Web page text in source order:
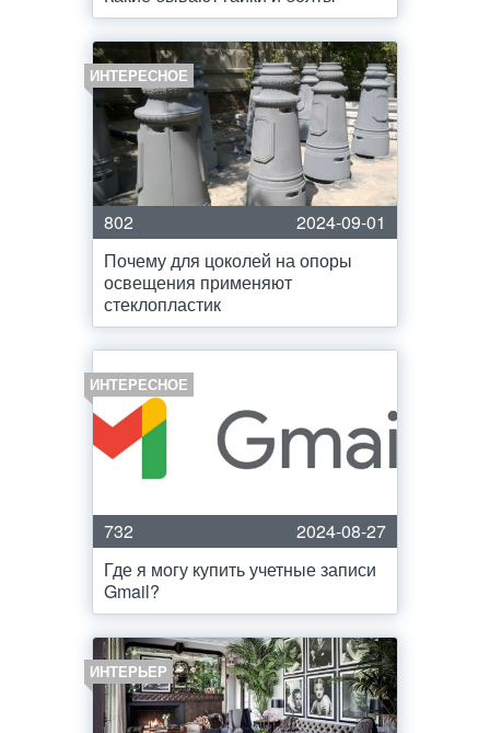
ИНТЕРЕСНОЕ
802
2024-09-01
Почему для цоколей на опоры
освещения применяют
стеклопластик
ИНТЕРЕСНОЕ
732
2024-08-27
Где я могу купить учетные записи
Gmail?
ИНТЕРЬЕР